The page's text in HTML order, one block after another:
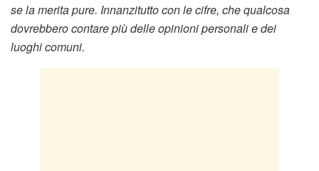
se la merita pure. Innanzitutto con le cifre, che qualcosa
dovrebbero contare più delle opinioni personali e dei
luoghi comuni.